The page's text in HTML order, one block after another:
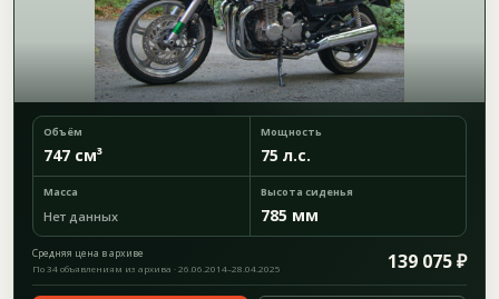
Объём
747 см³
Мощность
75 л.с.
Масса
Нет данных
Высота сиденья
785 мм
Средняя цена в архиве 139 075 ₽
По 34 объявлениям из архива · 26.06.2014–28.04.2025